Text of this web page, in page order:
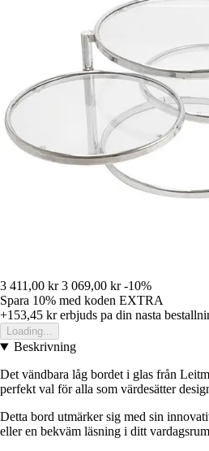
3 411,00 kr 3 069,00 kr -10%
Spara 10% med koden EXTRA
+153,45 krerbjuds pa din nasta
Loading...
Beskrivning
Det vändbara låg bordet i glas från
perfekt val för alla som värdesätter
Detta bord utmärker sig med sin
eller en bekväm läsning i ditt